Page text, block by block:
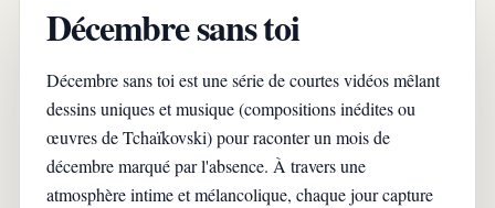
Décembre sans toi
Décembre sans toi est une série de courtes vidéos mêlant
dessins uniques et musique (compositions inédites ou
œuvres de Tchaïkovski) pour raconter un mois de
décembre marqué par l'absence. À travers une
atmosphère intime et mélancolique, chaque jour capture